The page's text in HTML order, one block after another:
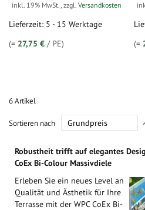
inkl. 19% MwSt., zzgl. Versandkosten
Lieferzeit: 5 - 15 Werktage
(= 27,75 € / PE)
(=
6Artikel
Sortieren nach
Robustheit trifft auf elegantes
CoEx Bi-Colour Massivdiele
Erleben Sie ein neues Level an
Qualität und Ästhetik für Ihre
Terrasse mit der WPC CoEx Bi-